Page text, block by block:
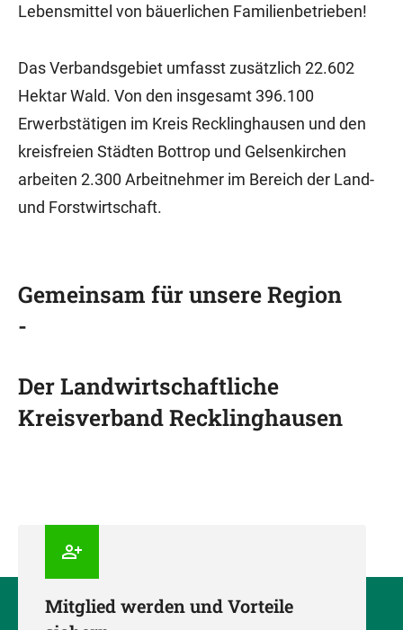
Lebensmittel von bäuerlichen Familienbetrieben!
Das Verbandsgebiet umfasst zusätzlich 22.602
Hektar Wald. Von den insgesamt 396.100
Erwerbstätigen im Kreis Recklinghausen und den
kreisfreien Städten Bottrop und Gelsenkirchen
arbeiten 2.300 Arbeitnehmer im Bereich der Land-
und Forstwirtschaft.
Gemeinsam für unsere Region
-
Der Landwirtschaftliche
Kreisverband Recklinghausen
Mitglied werden und Vorteile